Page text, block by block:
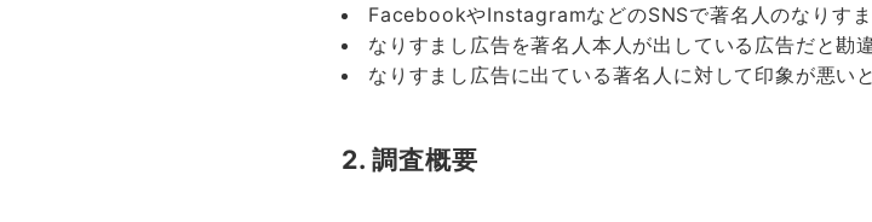
FacebookやInstagramなどのSNSで著名人のなりす
なりすまし広告を著名人本人が出している広告だと勘
なりすまし広告に出ている著名人に対して印象が悪い
2. 調査概要